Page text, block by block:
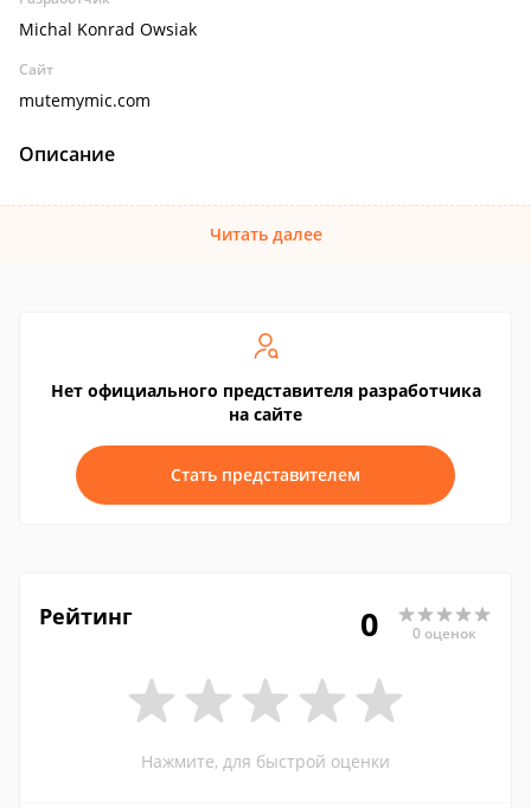
Michal Konrad Owsiak
Сайт
mutemymic.com
Описание
Читать далее
Нет официального представителя разработчика
на сайте
Стать представителем
Рейтинг 0 0 оценок
Нажмите, для быстрой оценки